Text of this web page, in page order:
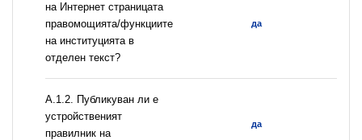
на Интернет страницата
правомощията/функциите
на институцията в
отделен текст?
да
А.1.2. Публикуван ли е
устройственият
правилник на
да